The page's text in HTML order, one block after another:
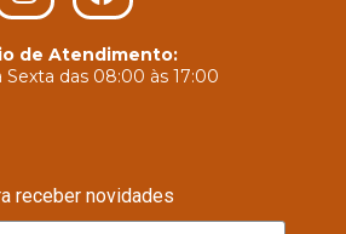
de Atendimento:
Sexta das 08:00 às 17:00
receber novidades